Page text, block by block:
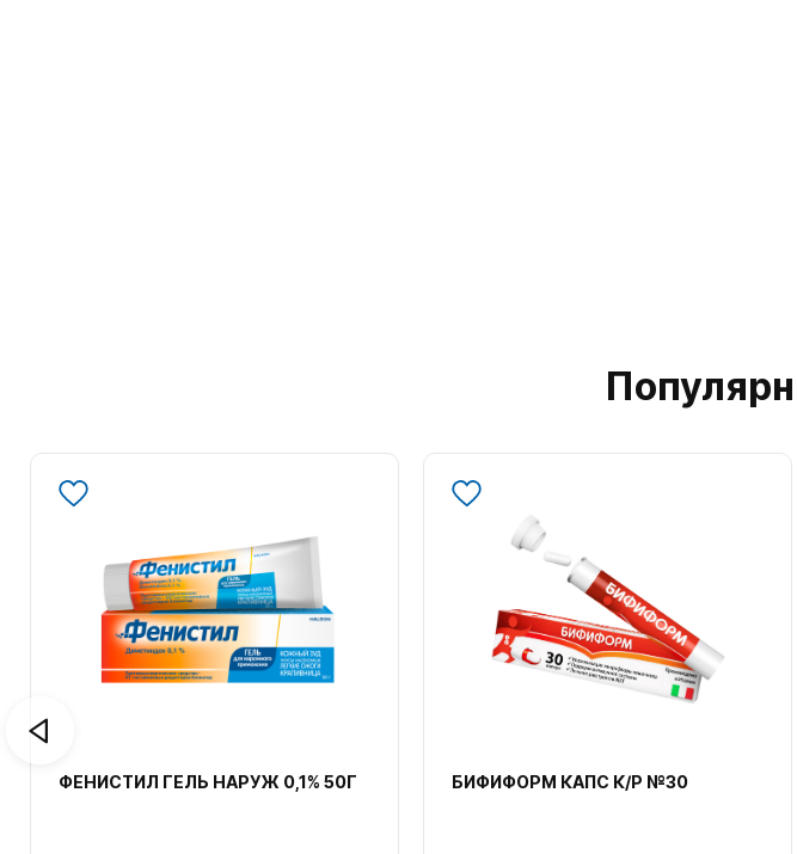
ФЕНИСТИЛ ГЕЛЬ НАРУЖ 0,1% 50Г БИФИФОРМ КАПС К/Р №30